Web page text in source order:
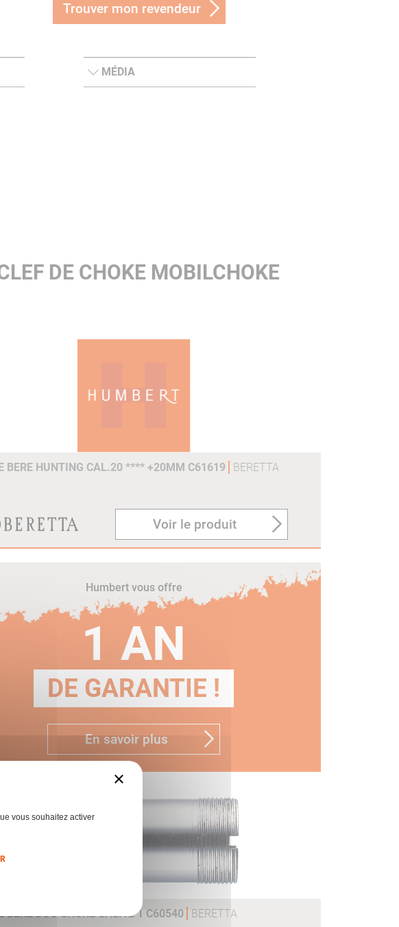
Trouver mon revendeur
MÉDIA
DE CHOKE MOBILCHOKE
BERE HUNTING CAL.20 **** +20MM C61619 BERETTA
Voir le produit
Humbert vous offre
1 AN
DE GARANTIE !
En savoir plus
BERE DUO CHOKE CAL.12 1 C60540 BERETTA
×
vous souhaitez activer